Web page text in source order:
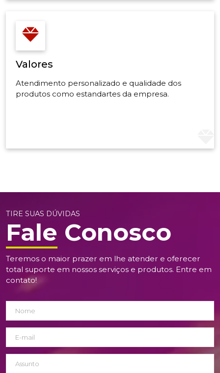
Valores
Atendimento personalizado e qualidade dos
produtos como estandartes da empresa.
TIRE SUAS DÚVIDAS
Fale Conosco
Teremos o maior prazer em lhe atender e oferecer
total suporte em nossos serviços e produtos. Entre em
contato!